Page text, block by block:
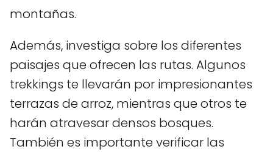
montañas.
Además, investiga sobre los diferentes
paisajes que ofrecen las rutas. Algunos
trekkings te llevarán por impresionantes
terrazas de arroz, mientras que otros te
harán atravesar densos bosques.
También es importante verificar las